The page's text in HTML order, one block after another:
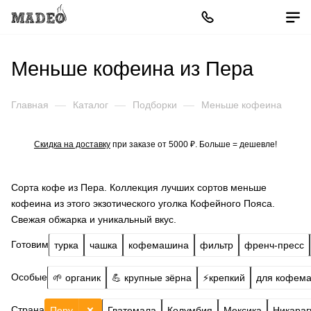
Меньше кофеина из Пера
Главная — Каталог — Подборки — Меньше кофеина
Скидка на доставку при заказе от 5000 ₽. Больше = дешевле!
Сорта кофе из Пера. Коллекция лучших сортов меньше
кофеина из этого экзотического уголка Кофейного Пояса.
Свежая обжарка и уникальный вкус.
Готовим турка чашка кофемашина фильтр френч-пресс
Особые 🌱 органик 💪 крупные зёрна ⚡️крепкий для